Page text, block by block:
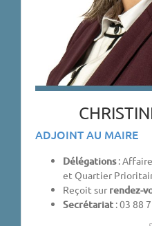
ADJOINT AU MAIRE
Délégations:
et Quartier
Reçoit sur rendez-
Secrétariat : 03 88